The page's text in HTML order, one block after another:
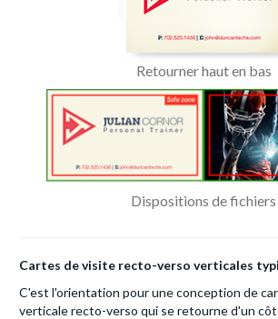
Retourner haut en bas
Dispositions de fichiers
Cartes de visite recto-verso verticales
C'est l'orientation pour une conception de
verticale recto-verso qui se retourne d'un